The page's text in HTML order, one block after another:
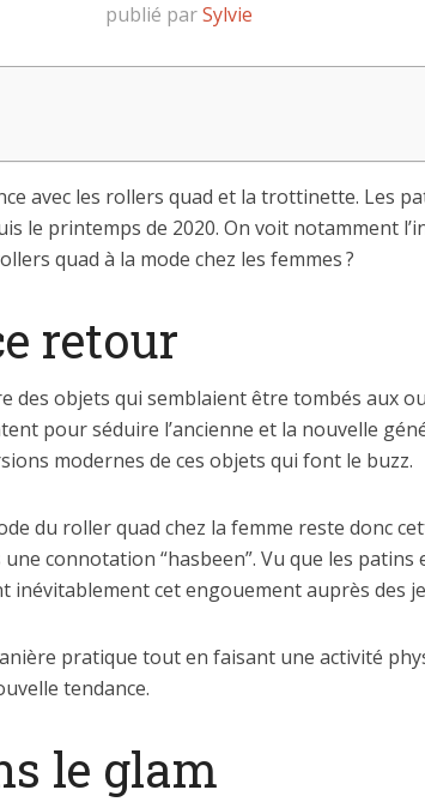
publié parSylvie
avec les rollers quad et la trottinette. Les
le printemps de 2020. On voit notamment
quad à la mode chez les femmes ?
retour
des objets qui semblaient être tombés aux
pour séduire l’ancienne et la nouvelle
modernes de ces objets qui font le buzz.
du roller quad chez la femme reste donc
connotation “hasbeen”. Vu que les
inévitablement cet engouement auprès des
pratique tout en faisant une activité
tendance.
le glam